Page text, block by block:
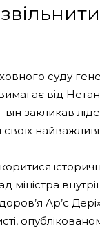
суду
від
він закликав
своїх
міністра
Ар’є